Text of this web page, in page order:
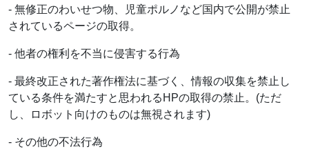
- 無修正のわいせつ物、児童ポルノなど国内で公開が禁止
されているページの取得。
- 他者の権利を不当に侵害する行為
- 最終改正された著作権法に基づく、情報の収集を禁止し
ている条件を満たすと思われるHPの取得の禁止。(ただ
し、ロボット向けのものは無視されます)
- その他の不法行為